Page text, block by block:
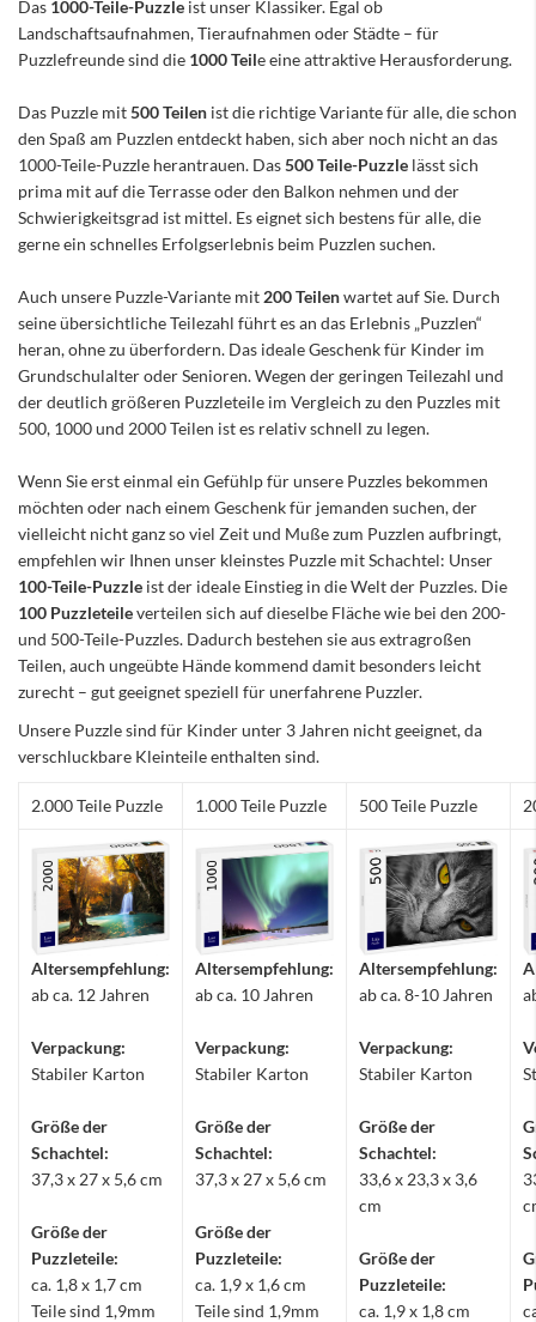
Das 1000-Teile-Puzzle ist unser Klassiker. Egal ob
Landschaftsaufnahmen, Tieraufnahmen oder Städte – für
Puzzlefreunde sind die 1000 Teile eine attraktive Herausforderung.
Das Puzzle mit500 Teilen ist die richtige Variante für alle, die schon
den Spaß am Puzzlen entdeckt haben, sich aber noch nicht an das
1000-Teile-Puzzle herantrauen. Das500 Teile-Puzzle lässt sich
prima mit auf die Terrasse oder den Balkon nehmen und der
Schwierigkeitsgrad ist mittel. Es eignet sich bestens für alle, die
gerne ein schnelles Erfolgserlebnis beim Puzzlen suchen.
Auch unsere Puzzle-Variante mit 200 Teilenwartet auf Sie. Durch
seine übersichtliche Teilezahl führt es an das Erlebnis „Puzzlen“
heran, ohne zu überfordern. Das ideale Geschenk für Kinder im
Grundschulalter oder Senioren. Wegen der geringen Teilezahl und
der deutlich größeren Puzzleteile im Vergleich zu den Puzzles mit
500, 1000 und 2000 Teilen ist es relativ schnell zu legen.
Wenn Sie erst einmal ein Gefühlp für unsere Puzzles bekommen
möchten oder nach einem Geschenk für jemanden suchen, der
vielleicht nicht ganz so viel Zeit und Muße zum Puzzlen aufbringt,
empfehlen wir Ihnen unser kleinstes Puzzle mit Schachtel: Unser
100-Teile-Puzzle ist der ideale Einstieg in die Welt der Puzzles. Die
100 Puzzleteileverteilen sich auf dieselbe Fläche wie bei den 200-
und 500-Teile-Puzzles. Dadurch bestehen sie aus extragroßen
Teilen, auch ungeübte Hände kommend damit besonders leicht
zurecht – gut geeignet speziell für unerfahrene Puzzler.
Unsere Puzzle sind für Kinder unter 3 Jahren nicht geeignet, da
verschluckbare Kleinteile enthalten sind.
2.000 Teile Puzzle 1.000 Teile Puzzle 500 Teile Puzzle
Altersempfehlung:
ab ca. 12 Jahren
Verpackung:
Stabiler Karton
Größe der
Schachtel:
37,3 x 27 x 5,6 cm
Größe der
Puzzleteile:
ca. 1,8 x 1,7 cm
Teile sind 1,9mm
Altersempfehlung:
ab ca. 10 Jahren
Verpackung:
Stabiler Karton
Größe der
Schachtel:
37,3 x 27 x 5,6 cm
Größe der
Puzzleteile:
ca. 1,9 x 1,6 cm
Teile sind 1,9mm
Altersempfehlung:
ab ca. 8-10 Jahren
Verpackung:
Stabiler Karton
Größe der
Schachtel:
33,6 x 23,3 x 3,6
cm
Größe der
Puzzleteile:
ca. 1,9 x 1,8 cm